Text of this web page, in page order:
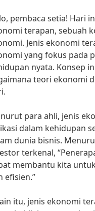
pembaca setia! Hari
terapan, sebuah
Jenis ekonomi
yang fokus pada
nyata. Konsep
teori ekonomi
para ahli, jenis
dalam kehidupan
dunia bisnis.
terkenal,
membantu kita
efisien.”
itu, jenis ekonomi